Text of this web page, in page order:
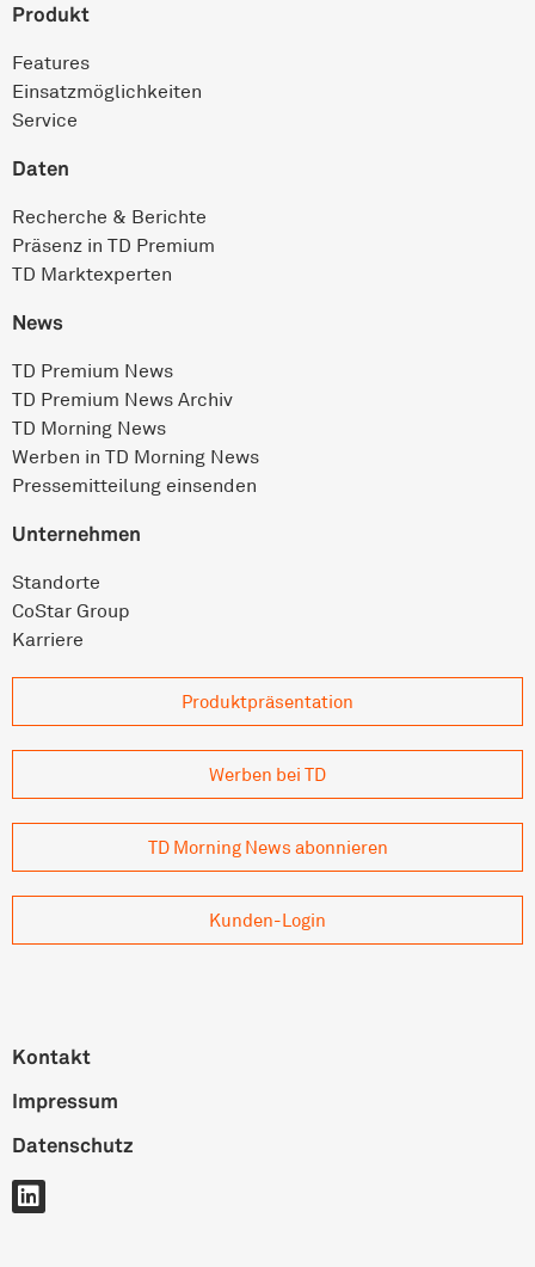
Produkt
Features
Einsatz­möglichkeiten
Service
Daten
Recherche & Berichte
Präsenz in TD Premium
TD Marktexperten
News
TD Premium News
TD Premium News Archiv
TD Morning News
Werben in TD Morning News
Pressemitteilung einsenden
Unternehmen
Standorte
CoStar Group
Karriere
Produkt­präsentation
Werben bei TD
TD Morning News abonnieren
Kunden-Login
Kontakt
Impressum
Datenschutz